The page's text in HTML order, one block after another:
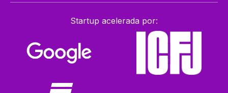
Startup acelerada por: